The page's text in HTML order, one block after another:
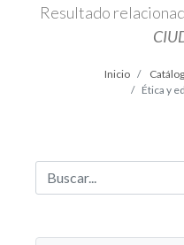
Resultado
Inicio
Ética y